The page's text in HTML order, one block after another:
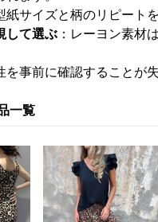
サイズと柄のリピート
して選ぶ ：レーヨン素材
事前に確認することが
一覧